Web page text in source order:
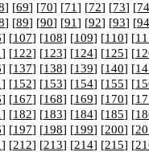
] [69] [70] [71] [72] [73] [74
] [89] [90] [91] [92] [93] [94
] [107] [108] [109] [110] [
] [122] [123] [124] [125] [
] [137] [138] [139] [140] [
] [152] [153] [154] [155] [
] [167] [168] [169] [170] [
] [182] [183] [184] [185] [
] [197] [198] [199] [200] [
] [212] [213] [214] [215] [